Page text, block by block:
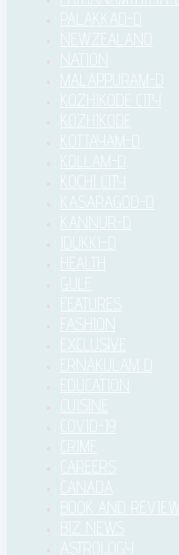
PALAKKAD-D
NEWZEALAND
NATION
MALAPPURAM-D
KOZHIKODE CITY
KOZHIKODE
KOTTAYAM-D
KOLLAM-D
KOCHI CITY
KASARAGOD-D
KANNUR-D
IDUKKI–D
HEALTH
GULF
FEATURES
FASHION
EXCLUSIVE
ERNAKULAM D
EDUCATION
CUISINE
COVID-19
CRIME
CAREERS
CANADA
BOOK AND
BIZ NEWS
ASTROLOGY